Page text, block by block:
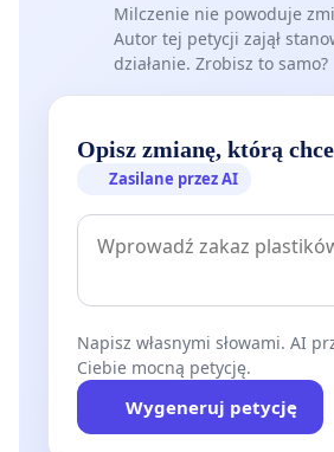
Milczenie nie powoduje
Autor tej petycji zajął
działanie. Zrobisz to samo?
Opisz zmianę, którą
Zasilane przez AI
Napisz własnymi słowami. AI
Ciebie mocną petycję.
Wygeneruj petycję